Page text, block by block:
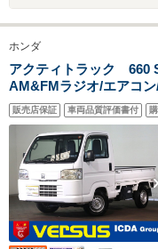
ホンダ
アクティトラック 660
AM&FMラジオ/エアコ
席エアバッグ/ETC/キー
販売店保証 車両品質評価書付